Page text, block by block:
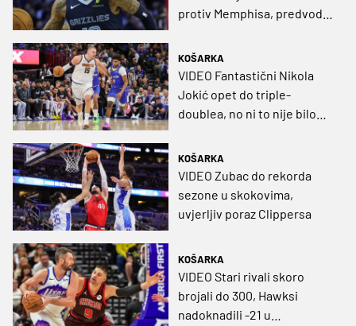
protiv Memphisa, predvodio
KOŠARKA
VIDEO Fantastični Nikola
Jokić opet do triple-
doublea, no ni to nije bilo
KOŠARKA
VIDEO Zubac do rekorda
sezone u skokovima,
uvjerljiv poraz Clippersa
KOŠARKA
VIDEO Stari rivali skoro
brojali do 300, Hawksi
nadoknadili -21 u